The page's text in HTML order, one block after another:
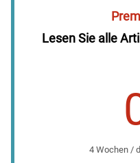
Lesen Sie alle
4 Wochen /